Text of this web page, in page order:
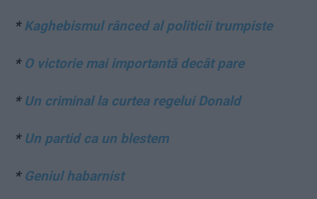
*Kaghebismul rânced al politicii trumpiste
* O victorie mai importantă decât pare
* Un criminal la curtea regelui Donald
* Un partid ca un blestem
* Geniul habarnist